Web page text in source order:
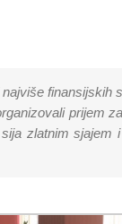
prijem
zlatnim